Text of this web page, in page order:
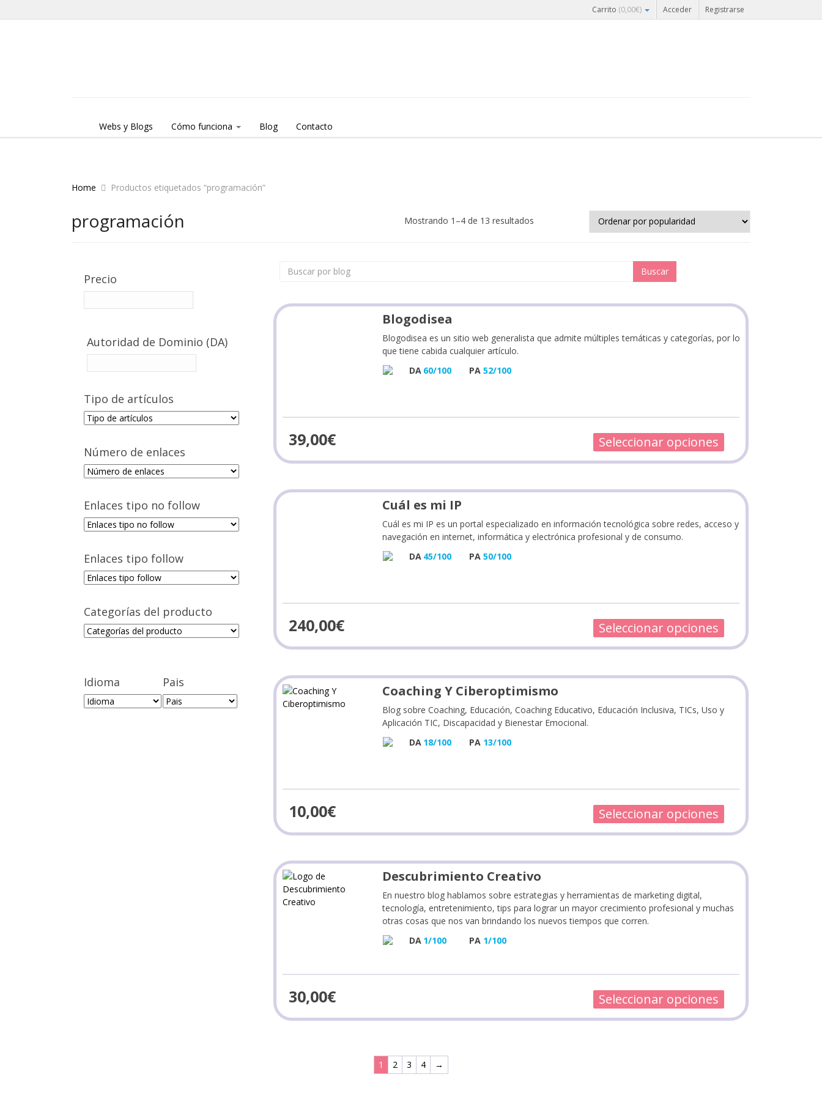
Carrito (0,00€) Acceder Registrarse
Menu
Webs y Blogs
Cómo funciona Blog Contacto
Home Productos etiquetados “programación”
programación Mostrando 1–4 de 13 resultados
Precio
Autoridad de Dominio (DA)
Tipo de artículos
Número de enlaces
Enlaces tipo no follow
Enlaces tipo follow
Categorías del producto
Idioma Pais
Buscar
Blogodisea
Blogodisea es un sitio web generalista que admite múltiples temáticas y categorías, por lo
que tiene cabida cualquier artículo.
DA 60/100 PA 52/100
39,00€ Seleccionar opciones
Cuál es mi IP
Cuál es mi IP es un portal especializado en información tecnológica sobre redes, acceso y
navegación en internet, informática y electrónica profesional y de consumo.
DA 45/100 PA 50/100
240,00€ Seleccionar opciones
Coaching Y Ciberoptimismo
Blog sobre Coaching, Educación, Coaching Educativo, Educación Inclusiva, TICs, Uso y
Aplicación TIC, Discapacidad y Bienestar Emocional.
DA 18/100 PA 13/100
10,00€ Seleccionar opciones
Descubrimiento Creativo
En nuestro blog hablamos sobre estrategias y herramientas de marketing digital,
tecnología, entretenimiento, tips para lograr un mayor crecimiento profesional y muchas
otras cosas que nos van brindando los nuevos tiempos que corren.
DA 1/100 PA 1/100
30,00€ Seleccionar opciones
1 2 3 4 →